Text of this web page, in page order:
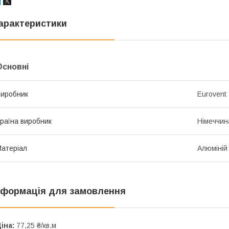
Eurovent
виробник
Алюміній
для замовлення
77,25 ₴/кв.м